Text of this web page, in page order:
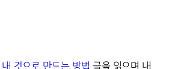
것으로 만드는 방법 글을 읽으며 내